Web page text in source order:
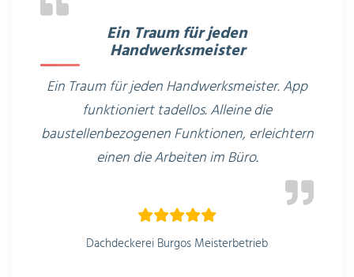
Ein Traum für jeden
Handwerksmeister
Ein Traum für jeden Handwerksmeister. App
funktioniert tadellos. Alleine die
baustellenbezogenen Funktionen, erleichtern
einen die Arbeiten im Büro.
Dachdeckerei Burgos Meisterbetrieb